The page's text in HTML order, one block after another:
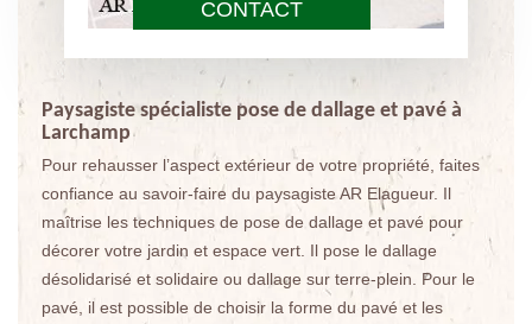
CONTACT
Paysagiste spécialiste pose de dallage et pavé à
Larchamp
Pour rehausser l’aspect extérieur de votre propriété, faites
confiance au savoir-faire du paysagiste AR Elagueur. Il
maîtrise les techniques de pose de dallage et pavé pour
décorer votre jardin et espace vert. Il pose le dallage
désolidarisé et solidaire ou dallage sur terre-plein. Pour le
pavé, il est possible de choisir la forme du pavé et les